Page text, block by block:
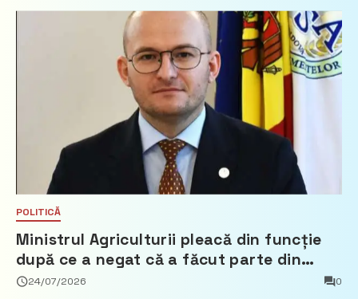
POLITICĂ
Ministrul Agriculturii pleacă din funcție
după ce a negat că a făcut parte din
Partidul Democrat
24/07/2026 0